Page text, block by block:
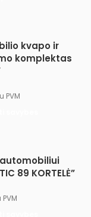
kvapo ir
komplektas
PVM
89 KORTELĖ”
PVM